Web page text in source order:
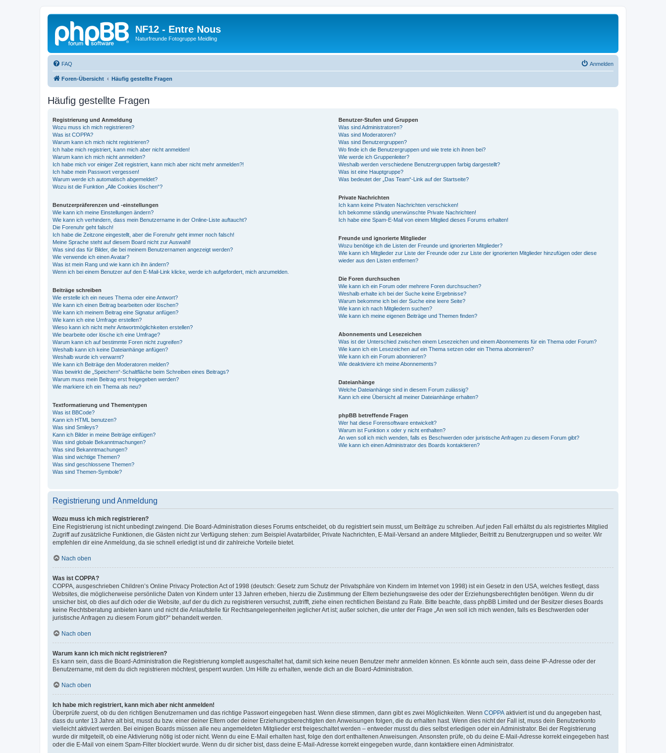
NF12 - Entre Nous
Naturfreunde Fotogruppe Meidling
FAQ Anmelden
Foren-Übersicht Häufig gestellte Fragen
Häufig gestellte Fragen
Registrierung und Anmeldung
Wozu muss ich mich registrieren?
Was ist COPPA?
Warum kann ich mich nicht registrieren?
Ich habe mich registriert, kann mich aber nicht anmelden!
Warum kann ich mich nicht anmelden?
Ich habe mich vor einiger Zeit registriert, kann mich aber nicht mehr anmelden?!
Ich habe mein Passwort vergessen!
Warum werde ich automatisch abgemeldet?
Wozu ist die Funktion „Alle Cookies löschen“?
Benutzerpräferenzen und -einstellungen
Wie kann ich meine Einstellungen ändern?
Wie kann ich verhindern, dass mein Benutzername in der Online-Liste auftaucht?
Die Forenuhr geht falsch!
Ich habe die Zeitzone eingestellt, aber die Forenuhr geht immer noch falsch!
Meine Sprache steht auf diesem Board nicht zur Auswahl!
Was sind das für Bilder, die bei meinem Benutzernamen angezeigt werden?
Wie verwende ich einen Avatar?
Was ist mein Rang und wie kann ich ihn ändern?
Wenn ich bei einem Benutzer auf den E-Mail-Link klicke, werde ich aufgefordert, mich anzumelden.
Beiträge schreiben
Wie erstelle ich ein neues Thema oder eine Antwort?
Wie kann ich einen Beitrag bearbeiten oder löschen?
Wie kann ich meinem Beitrag eine Signatur anfügen?
Wie kann ich eine Umfrage erstellen?
Wieso kann ich nicht mehr Antwortmöglichkeiten erstellen?
Wie bearbeite oder lösche ich eine Umfrage?
Warum kann ich auf bestimmte Foren nicht zugreifen?
Weshalb kann ich keine Dateianhänge anfügen?
Weshalb wurde ich verwarnt?
Wie kann ich Beiträge den Moderatoren melden?
Was bewirkt die „Speichern“-Schaltfläche beim Schreiben eines Beitrags?
Warum muss mein Beitrag erst freigegeben werden?
Wie markiere ich ein Thema als neu?
Textformatierung und Thementypen
Was ist BBCode?
Kann ich HTML benutzen?
Was sind Smileys?
Kann ich Bilder in meine Beiträge einfügen?
Was sind globale Bekanntmachungen?
Was sind Bekanntmachungen?
Was sind wichtige Themen?
Was sind geschlossene Themen?
Was sind Themen-Symbole?
Benutzer-Stufen und Gruppen
Was sind Administratoren?
Was sind Moderatoren?
Was sind Benutzergruppen?
Wo finde ich die Benutzergruppen und wie trete ich ihnen bei?
Wie werde ich Gruppenleiter?
Weshalb werden verschiedene Benutzergruppen farbig dargestellt?
Was ist eine Hauptgruppe?
Was bedeutet der „Das Team“-Link auf der Startseite?
Private Nachrichten
Ich kann keine Privaten Nachrichten verschicken!
Ich bekomme ständig unerwünschte Private Nachrichten!
Ich habe eine Spam-E-Mail von einem Mitglied dieses Forums erhalten!
Freunde und ignorierte Mitglieder
Wozu benötige ich die Listen der Freunde und ignorierten Mitglieder?
Wie kann ich Mitglieder zur Liste der Freunde oder zur Liste der ignorierten Mitglieder hinzufügen oder diese
wieder aus den Listen entfernen?
Die Foren durchsuchen
Wie kann ich ein Forum oder mehrere Foren durchsuchen?
Weshalb erhalte ich bei der Suche keine Ergebnisse?
Warum bekomme ich bei der Suche eine leere Seite?
Wie kann ich nach Mitgliedern suchen?
Wie kann ich meine eigenen Beiträge und Themen finden?
Abonnements und Lesezeichen
Was ist der Unterschied zwischen einem Lesezeichen und einem Abonnements für ein Thema oder Forum?
Wie kann ich ein Lesezeichen auf ein Thema setzen oder ein Thema abonnieren?
Wie kann ich ein Forum abonnieren?
Wie deaktiviere ich meine Abonnements?
Dateianhänge
Welche Dateianhänge sind in diesem Forum zulässig?
Kann ich eine Übersicht all meiner Dateianhänge erhalten?
phpBB betreffende Fragen
Wer hat diese Forensoftware entwickelt?
Warum ist Funktion x oder y nicht enthalten?
An wen soll ich mich wenden, falls es Beschwerden oder juristische Anfragen zu diesem Forum gibt?
Wie kann ich einen Administrator des Boards kontaktieren?
Registrierung und Anmeldung
Wozu muss ich mich registrieren?
Eine Registrierung ist nicht unbedingt zwingend. Die Board-Administration dieses Forums entscheidet, ob du registriert sein musst, um Beiträge zu schreiben. Auf jeden Fall erhältst du als registriertes Mitglied
Zugriff auf zusätzliche Funktionen, die Gästen nicht zur Verfügung stehen: zum Beispiel Avatarbilder, Private Nachrichten, E-Mail-Versand an andere Mitglieder, Beitritt zu Benutzergruppen und so weiter. Wir
empfehlen dir eine Anmeldung, da sie schnell erledigt ist und dir zahlreiche Vorteile bietet.
Nach oben
Was ist COPPA?
COPPA, ausgeschrieben Children’s Online Privacy Protection Act of 1998 (deutsch: Gesetz zum Schutz der Privatsphäre von Kindern im Internet von 1998) ist ein Gesetz in den USA, welches festlegt, dass
Websites, die möglicherweise persönliche Daten von Kindern unter 13 Jahren erheben, hierzu die Zustimmung der Eltern beziehungsweise des oder der Erziehungsberechtigten benötigen. Wenn du dir
unsicher bist, ob dies auf dich oder die Website, auf der du dich zu registrieren versuchst, zutrifft, ziehe einen rechtlichen Beistand zu Rate. Bitte beachte, dass phpBB Limited und der Besitzer dieses Boards
keine Rechtsberatung anbieten kann und nicht die Anlaufstelle für Rechtsangelegenheiten jeglicher Art ist; außer solchen, die unter der Frage „An wen soll ich mich wenden, falls es Beschwerden oder
juristische Anfragen zu diesem Forum gibt?“ behandelt werden.
Nach oben
Warum kann ich mich nicht registrieren?
Es kann sein, dass die Board-Administration die Registrierung komplett ausgeschaltet hat, damit sich keine neuen Benutzer mehr anmelden können. Es könnte auch sein, dass deine IP-Adresse oder der
Benutzername, mit dem du dich registrieren möchtest, gesperrt wurden. Um Hilfe zu erhalten, wende dich an die Board-Administration.
Nach oben
Ich habe mich registriert, kann mich aber nicht anmelden!
Überprüfe zuerst, ob du den richtigen Benutzernamen und das richtige Passwort eingegeben hast. Wenn diese stimmen, dann gibt es zwei Möglichkeiten. Wenn COPPA aktiviert ist und du angegeben hast,
dass du unter 13 Jahre alt bist, musst du bzw. einer deiner Eltern oder deiner Erziehungsberechtigten den Anweisungen folgen, die du erhalten hast. Wenn dies nicht der Fall ist, muss dein Benutzerkonto
vielleicht aktiviert werden. Bei einigen Boards müssen alle neu angemeldeten Mitglieder erst freigeschaltet werden – entweder musst du dies selbst erledigen oder ein Administrator. Bei der Registrierung
wurde dir mitgeteilt, ob eine Aktivierung nötig ist oder nicht. Wenn du eine E-Mail erhalten hast, folge den dort enthaltenen Anweisungen. Ansonsten prüfe, ob du deine E-Mail-Adresse korrekt eingegeben hast
oder die E-Mail von einem Spam-Filter blockiert wurde. Wenn du dir sicher bist, dass deine E-Mail-Adresse korrekt eingegeben wurde, dann kontaktiere einen Administrator.